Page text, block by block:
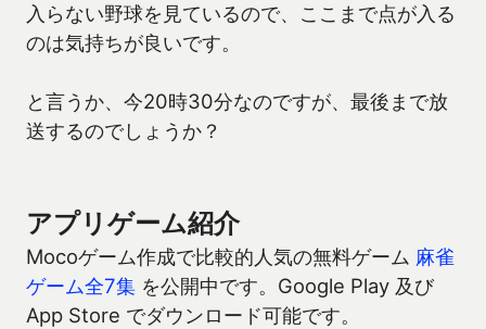
入らない野球を見ているので、ここまで点が入る
のは気持ちが良いです。
と言うか、今20時30分なのですが、最後まで放
送するのでしょうか？
アプリゲーム紹介
Mocoゲーム作成で比較的人気の無料ゲーム 麻雀
ゲーム全7集 を公開中です。Google Play 及び
App Store でダウンロード可能です。